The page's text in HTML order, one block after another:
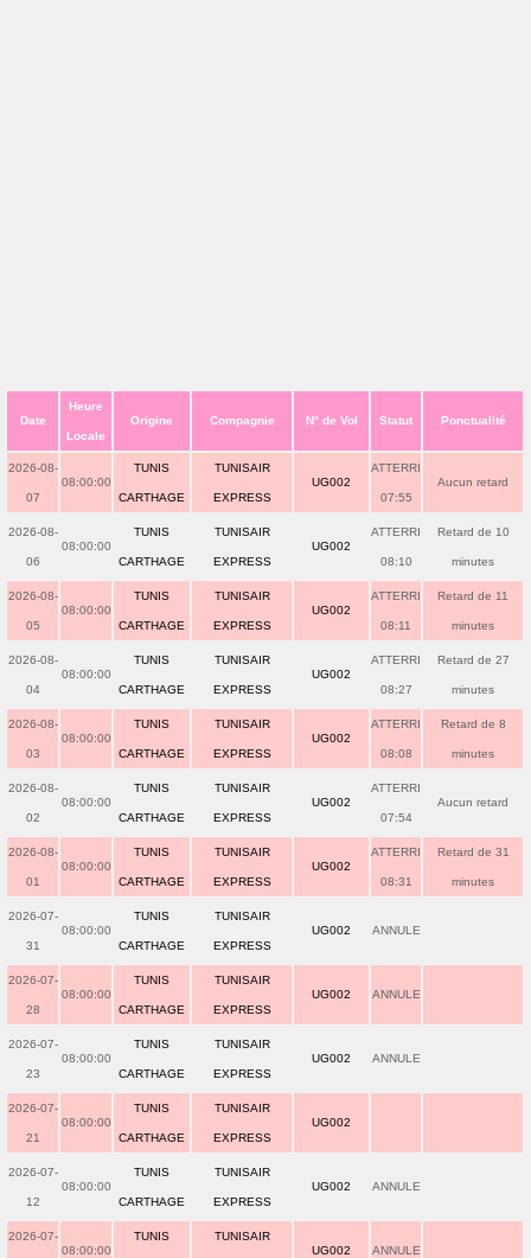
Date
Heure
Locale
Origine Compagnie N° de Vol Statut Ponctualité
2026-08-
07
08:00:00
TUNIS
CARTHAGE
TUNISAIR
EXPRESS
UG002
ATTERRI
07:55
Aucun retard
2026-08-
06
08:00:00
TUNIS
CARTHAGE
TUNISAIR
EXPRESS
UG002
ATTERRI
08:10
Retard de 10
minutes
2026-08-
05
08:00:00
TUNIS
CARTHAGE
TUNISAIR
EXPRESS
UG002
ATTERRI
08:11
Retard de 11
minutes
2026-08-
04
08:00:00
TUNIS
CARTHAGE
TUNISAIR
EXPRESS
UG002
ATTERRI
08:27
Retard de 27
minutes
2026-08-
03
08:00:00
TUNIS
CARTHAGE
TUNISAIR
EXPRESS
UG002
ATTERRI
08:08
Retard de 8
minutes
2026-08-
02
08:00:00
TUNIS
CARTHAGE
TUNISAIR
EXPRESS
UG002
ATTERRI
07:54
Aucun retard
2026-08-
01
08:00:00
TUNIS
CARTHAGE
TUNISAIR
EXPRESS
UG002
ATTERRI
08:31
Retard de 31
minutes
2026-07-
31
08:00:00
TUNIS
CARTHAGE
TUNISAIR
EXPRESS
UG002 ANNULE
2026-07-
28
08:00:00
TUNIS
CARTHAGE
TUNISAIR
EXPRESS
UG002 ANNULE
2026-07-
23
08:00:00
TUNIS
CARTHAGE
TUNISAIR
EXPRESS
UG002 ANNULE
2026-07-
21
08:00:00
TUNIS
CARTHAGE
TUNISAIR
EXPRESS
UG002
2026-07-
12
08:00:00
TUNIS
CARTHAGE
TUNISAIR
EXPRESS
UG002 ANNULE
2026-07-
08:00:00
TUNIS TUNISAIR
UG002 ANNULE